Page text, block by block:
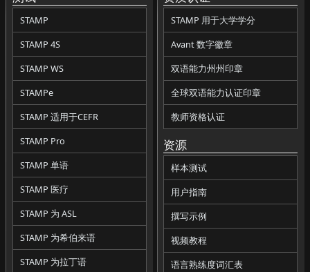
STAMP
STAMP 4S
STAMP WS
STAMPe
STAMP 适用于CEFR
STAMP Pro
STAMP 单语
STAMP 医疗
STAMP 为 ASL
STAMP 为希伯来语
STAMP 为拉丁语
STAMP 用于大学学分
Avant 数字徽章
双语能力州州印章
全球双语能力认证印章
教师资格认证
资源
样本测试
用户指南
撰写示例
视频教程
语言熟练度词汇表